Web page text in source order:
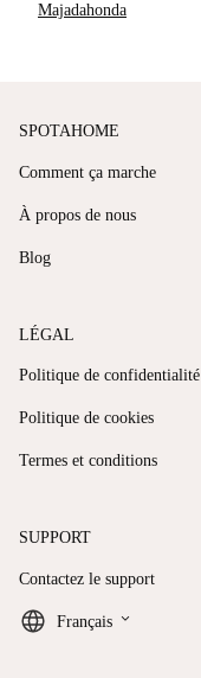
Majadahonda
SPOTAHOME
Comment ça marche
À propos de nous
Blog
LÉGAL
Politique de confidentialité
Politique de cookies
Termes et conditions
SUPPORT
Contactez le support
Français keyboard_arrow_down